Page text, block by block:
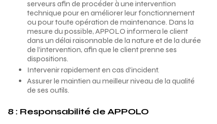
serveurs afin de procéder à une intervention
technique pour en améliorer leur fonctionnement
ou pour toute opération de maintenance. Dans la
mesure du possible, APPOLO informera le client
dans un délai raisonnable de la nature et de la durée
de l’intervention, afin que le client prenne ses
dispositions.
Intervenir rapidement en cas d’incident.
Assurer le maintien au meilleur niveau de la qualité
de ses outils.
8 : Responsabilité de APPOLO